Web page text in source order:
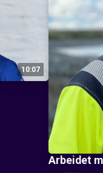
10:07
Arbeidet